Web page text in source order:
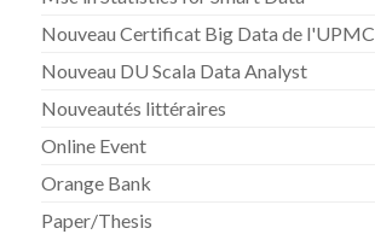
Nouveau Certificat Big Data de l'UPMC
Nouveau DU Scala Data Analyst
Nouveautés littéraires
Online Event
Orange Bank
Paper/Thesis